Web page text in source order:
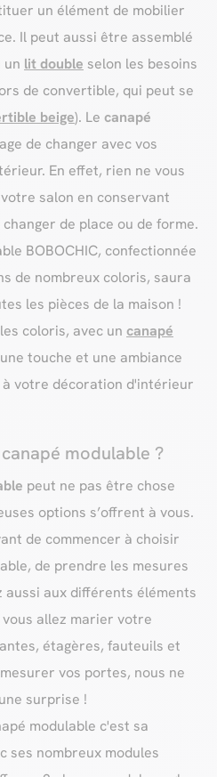
un élément de mobilier
Il peut aussi être assemblé
un lit double selon les besoins
de convertible, qui peut se
beige). Le canapé
de changer avec vos
En effet, rien ne vous
salon en conservant
de place ou de forme.
BOBOCHIC, confectionnée
de nombreux coloris, saura
les pièces de la maison !
coloris, avec un canapé
touche et une ambiance
votre décoration d'intérieur
modulable ?
peut ne pas être chose
options s’offrent à vous.
de commencer à choisir
de prendre les mesures
aussi aux différents éléments
allez marier votre
étagères, fauteuils et
vos portes, nous ne
surprise !
modulable c'est sa
ses nombreux modules